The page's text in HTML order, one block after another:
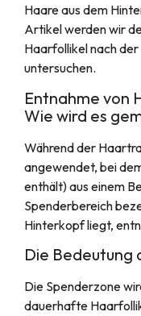
Haare aus dem
Artikel werden wir
Haarfollikel nach
untersuchen.
Entnahme von
Wie wird es
Während der
angewendet, bei
enthält) aus einem
Spenderbereich
Hinterkopf liegt,
Die Bedeutung
Die Spenderzone
dauerhafte